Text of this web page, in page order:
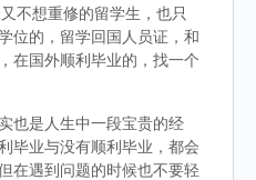
不想重修的留学生，也只
位的，留学回国人员证，和
在国外顺利毕业的，找一个
也是人生中一段宝贵的经
毕业与没有顺利毕业，都会
在遇到问题的时候也不要轻